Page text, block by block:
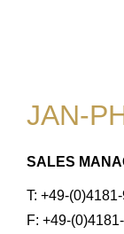
JAN-
SALES
T: +49-
F: +49-